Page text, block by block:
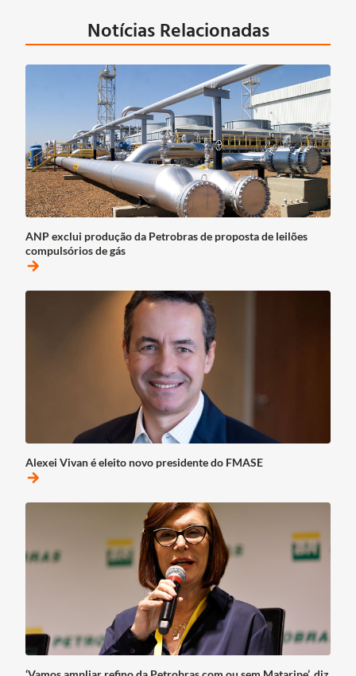
Notícias Relacionadas
ANP exclui produção da Petrobras de proposta de leilões
compulsórios de gás
arrow_forward
Alexei Vivan é eleito novo presidente do FMASE
arrow_forward